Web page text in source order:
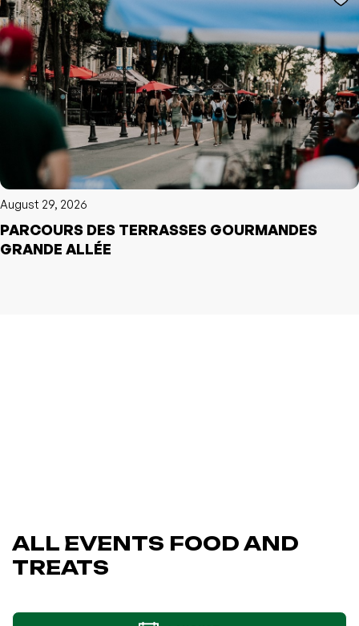
August 29, 2026
PARCOURS DES TERRASSES GOURMANDES
GRANDE ALLÉE
ALL EVENTS FOOD AND
TREATS